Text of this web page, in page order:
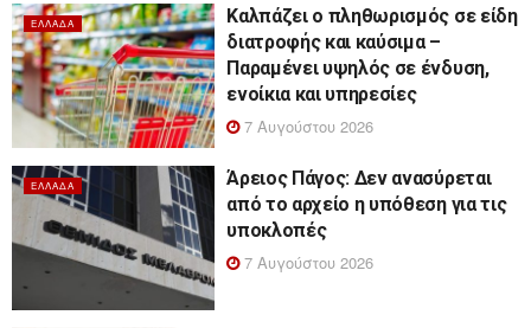
ΕΛΛΆΔΑ
Καλπάζει ο πληθωρισμός σε είδη
διατροφής και καύσιμα –
Παραμένει υψηλός σε ένδυση,
ενοίκια και υπηρεσίες
7 Αυγούστου 2026
ΕΛΛΆΔΑ
Άρειος Πάγος: Δεν ανασύρεται
από το αρχείο η υπόθεση για τις
υποκλοπές
7 Αυγούστου 2026